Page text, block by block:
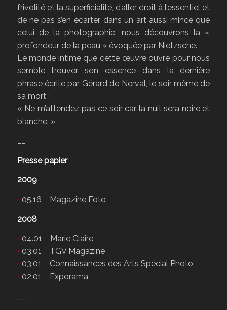
frivolité et la superficialité, d’aller droit à l’essentiel et
de ne pas s’en écarter, dans un art aussi mince que
celui de la photographie, nous découvrons la «
profondeur de la peau » évoquée par Nietzsche.
Le monde intime que cette œuvre ouvre pour nous
semble trouver son essence dans la dernière
phrase écrite par Gérard de Nerval, le soir même de
sa mort :
« Ne m’attendez pas ce soir car la nuit sera noire et
blanche. »
Presse papier
2009
• 05.16 Magazine Foto
2008
• 04.01 Marie Claire
• 03.01 TGV Magazine
• 03.01 Connaissances des Arts Spécial Photo
• 02.01 Exporama